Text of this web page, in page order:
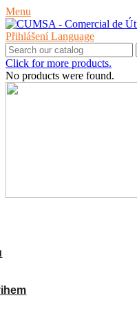
Menu
Přihlášení Language
Click for more products.
No products were found.